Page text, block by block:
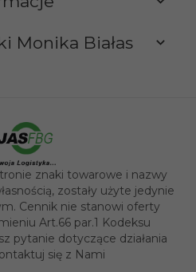
Monika Białas